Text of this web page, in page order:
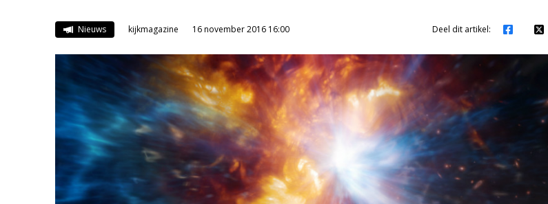
Nieuws kijkmagazine 16 november 2016 16:00 Deel dit artikel: